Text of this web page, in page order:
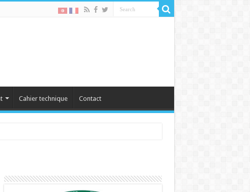
Cahier technique Contact